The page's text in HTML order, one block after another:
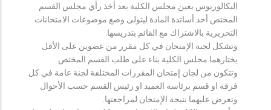
البكالوريوس يعين مجلس الكلية بعد أخذ رأي مجلس القسم
المختص أحد أساتذة المادة ليتولى وضع موضوعات الامتحانات
التحريرية بالاشتراك مع القائم بتدريسها.
وتشكل لجنة الإمتحان في كل مقرر من عضوين على الأقل
يختارهما مجلس الكلية بناء على طلب القسم المختص.
وتتكون من لجان إمتحان المقررات المختلفة لجنة عامة في كل
فرقة او قسم برئاسة العميد او رئيس القسم حسب الأحوال
وتعرض عليهما نتيجة الإمتحان لمراجعتها.